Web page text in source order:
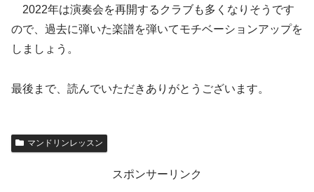
2022年は演奏会を再開するクラブも多くなりそうです
ので、過去に弾いた楽譜を弾いてモチベーションアップを
しましょう。
最後まで、読んでいただきありがとうございます。
マンドリンレッスン
スポンサーリンク